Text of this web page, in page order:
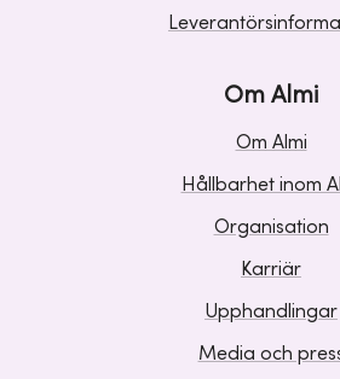
Om Almi
Om Almi
Hållbarhet inom
Organisation
Karriär
Upphandlingar
Media och